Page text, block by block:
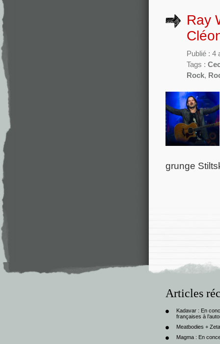
Ray
Publié : 4
Tags :
Rock,
grunge
Articles
Kadavar : En
françaises à
Meatbodies +
Magma : En